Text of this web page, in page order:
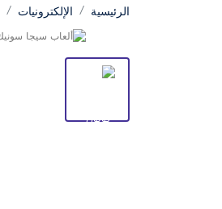
الرئيسية الإلكترونيات